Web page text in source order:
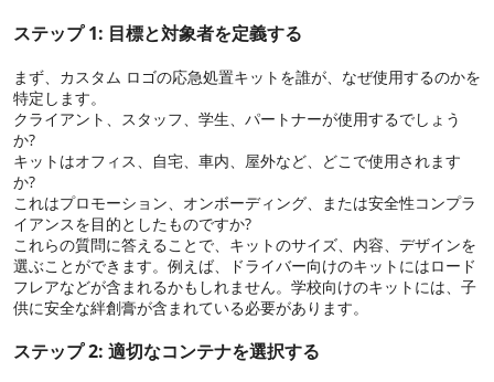
ステップ 1: 目標と対象者を定義する
まず、カスタム ロゴの応急処置キットを誰が、なぜ使用するのかを
特定します。
クライアント、スタッフ、学生、パートナーが使用するでしょう
か?
キットはオフィス、自宅、車内、屋外など、どこで使用されます
か?
これはプロモーション、オンボーディング、または安全性コンプラ
イアンスを目的としたものですか?
これらの質問に答えることで、キットのサイズ、内容、デザインを
選ぶことができます。例えば、ドライバー向けのキットにはロード
フレアなどが含まれるかもしれません。学校向けのキットには、子
供に安全な絆創膏が含まれている必要があります。
ステップ 2: 適切なコンテナを選択する